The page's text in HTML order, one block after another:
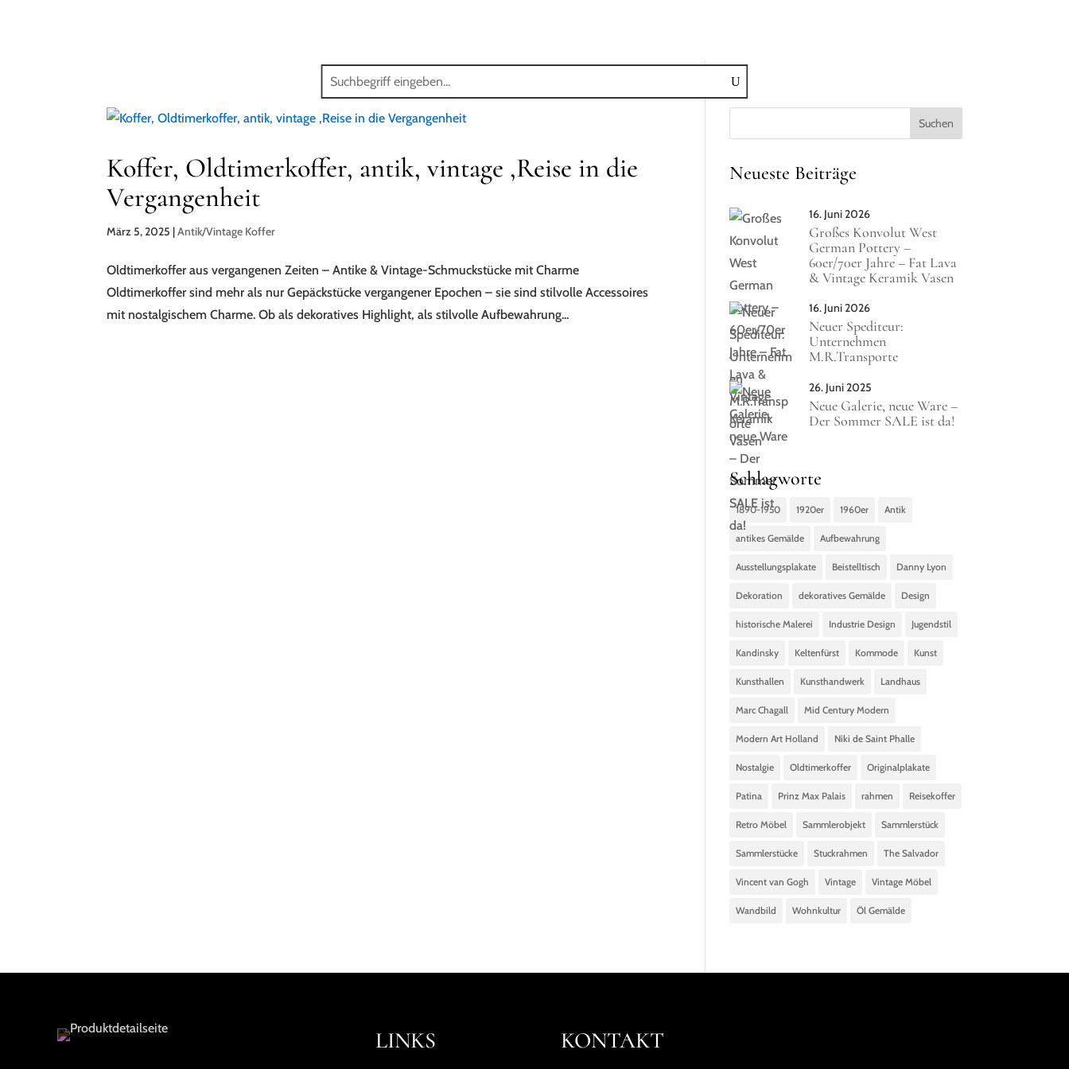
Koffer, Oldtimerkoffer, antik, vintage ,Reise in die
Vergangenheit
März 5, 2025 |Antik/Vintage Koffer
Oldtimerkoffer aus vergangenen Zeiten – Antike & Vintage-Schmuckstücke mit Charme
Oldtimerkoffer sind mehr als nur Gepäckstücke vergangener Epochen – sie sind stilvolle Accessoires
mit nostalgischem Charme. Ob als dekoratives Highlight, als stilvolle Aufbewahrung...
Neueste Beiträge
16. Juni 2026
Großes Konvolut West
German Pottery –
60er/70er Jahre – Fat Lava
& Vintage Keramik Vasen
16. Juni 2026
Neuer Spediteur:
Unternehmen
M.R.Transporte
26. Juni 2025
Neue Galerie, neue Ware –
Der Sommer SALE ist da!
Schlagworte
1890-1950 1920er 1960er Antik
antikes Gemälde Aufbewahrung
Ausstellungsplakate Beistelltisch Danny Lyon
Dekoration dekoratives Gemälde Design
historische Malerei Industrie Design Jugendstil
Kandinsky Keltenfürst Kommode Kunst
Kunsthallen Kunsthandwerk Landhaus
Marc Chagall Mid Century Modern
Modern Art Holland Niki de Saint Phalle
Nostalgie Oldtimerkoffer Originalplakate
Patina Prinz Max Palais rahmen Reisekoffer
Retro Möbel Sammlerobjekt Sammlerstück
Sammlerstücke Stuckrahmen The Salvador
Vincent van Gogh Vintage Vintage Möbel
Wandbild Wohnkultur Öl Gemälde
LINKS KONTAKT